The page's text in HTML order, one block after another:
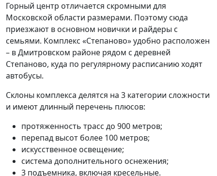
Горный центр отличается скромными для
Московской области размерами. Поэтому сюда
приезжают в основном новички и райдеры с
семьями. Комплекс «Степаново» удобно расположен
– в Дмитровском районе рядом с деревней
Степаново, куда по регулярному расписанию ходят
автобусы.
Склоны комплекса делятся на 3 категории сложности
и имеют длинный перечень плюсов:
протяженность трасс до 900 метров;
перепад высот более 100 метров;
искусственное освещение;
система дополнительного оснежения;
3 подъемника, включая кресельные.